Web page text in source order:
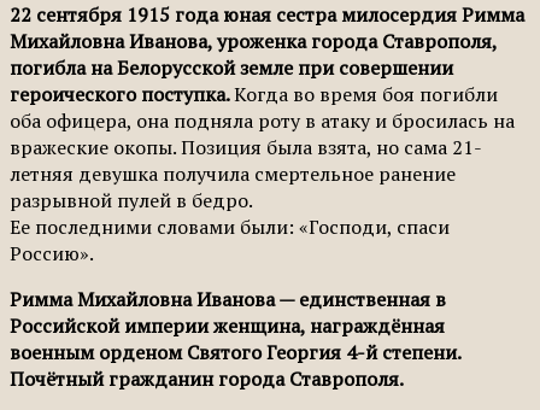
22 сентября 1915 года юная сестра милосердия Римма
Михайловна Иванова, уроженка города Ставрополя,
погибла на Белорусской земле при совершении
героического поступка.Когда во время боя погибли
оба офицера, она подняла роту в атаку и бросилась на
вражеские окопы. Позиция была взята, но сама 21-
летняя девушка получила смертельное ранение
разрывной пулей в бедро.
Ее последними словами были: «Господи, спаси
Россию».
Римма Михайловна Иванова — единственная в
Российской империи женщина, награждённая
военным орденом Святого Георгия 4-й степени.
Почётный гражданин города Ставрополя.